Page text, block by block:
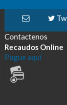
Contactenos
Recaudos Online
Pague aquí